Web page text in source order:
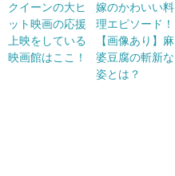
クイーンの大ヒ
ット映画の応援
上映をしている
映画館はここ！
嫁のかわいい料
理エピソード！
【画像あり】麻
婆豆腐の斬新な
姿とは？